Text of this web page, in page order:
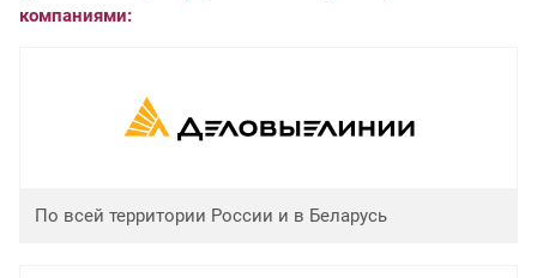
компаниями:
По всей территории России и в Беларусь